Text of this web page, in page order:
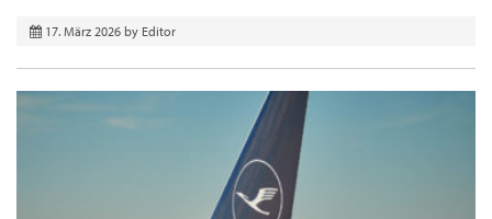
17. März 2026 by Editor